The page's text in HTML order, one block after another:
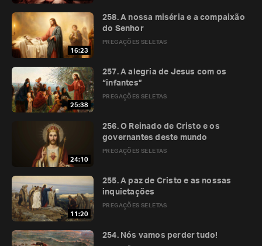
16:23
PREGAÇÕES SELETAS
258. A nossa miséria e a compaixão
do Senhor
25:38
PREGAÇÕES SELETAS
257. A alegria de Jesus com os
“infantes”
24:10
PREGAÇÕES SELETAS
256. O Reinado de Cristo e os
governantes deste mundo
11:20
PREGAÇÕES SELETAS
255. A paz de Cristo e as nossas
inquietações
254. Nós vamos perder tudo!